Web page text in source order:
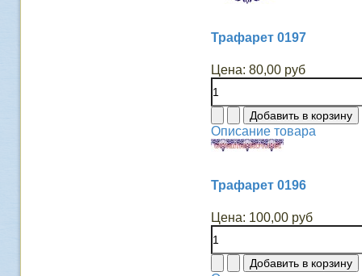
Трафарет 0197
Цена: 80,00 руб
Описание товара
Трафарет 0196
Цена: 100,00 руб